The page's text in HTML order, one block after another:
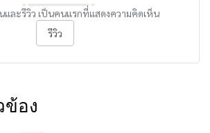
และรีวิว เป็นคนแรกที่แสดงความคิดเห็น
รีวิว
ข้อง